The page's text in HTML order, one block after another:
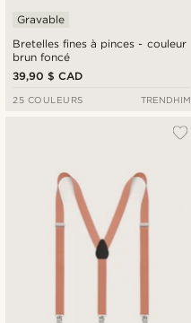
Bretelles fines à pinces - couleur
brun foncé
Gravable
39,90 $ CAD
25 COULEURS TRENDHIM